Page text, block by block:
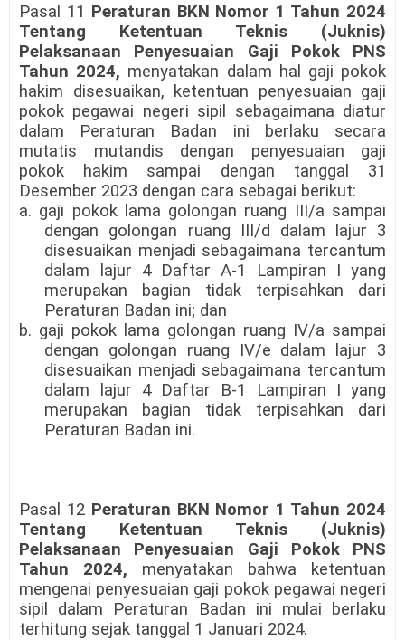
Pasal 11 Peraturan BKN Nomor 1 Tahun 2024
Tentang Ketentuan Teknis (Juknis)
Pelaksanaan Penyesuaian Gaji Pokok PNS
Tahun 2024, menyatakan dalam hal gaji pokok
hakim disesuaikan, ketentuan penyesuaian gaji
pokok pegawai negeri sipil sebagaimana diatur
dalam Peraturan Badan ini berlaku secara
mutatis mutandis dengan penyesuaian gaji
pokok hakim sampai dengan tanggal 31
Desember 2023 dengan cara sebagai berikut:
a. gaji pokok lama golongan ruang III/a sampai
dengan golongan ruang III/d dalam lajur 3
disesuaikan menjadi sebagaimana tercantum
dalam lajur 4 Daftar A-1 Lampiran I yang
merupakan bagian tidak terpisahkan dari
Peraturan Badan ini; dan
b. gaji pokok lama golongan ruang IV/a sampai
dengan golongan ruang IV/e dalam lajur 3
disesuaikan menjadi sebagaimana tercantum
dalam lajur 4 Daftar B-1 Lampiran I yang
merupakan bagian tidak terpisahkan dari
Peraturan Badan ini.
Pasal 12 Peraturan BKN Nomor 1 Tahun 2024
Tentang Ketentuan Teknis (Juknis)
Pelaksanaan Penyesuaian Gaji Pokok PNS
Tahun 2024, menyatakan bahwa ketentuan
mengenai penyesuaian gaji pokok pegawai negeri
sipil dalam Peraturan Badan ini mulai berlaku
terhitung sejak tanggal 1 Januari 2024.